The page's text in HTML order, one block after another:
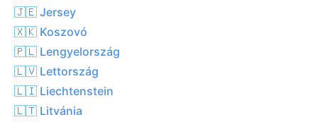
🇯🇪 Jersey
🇽🇰 Koszovó
🇵🇱 Lengyelország
🇱🇻 Lettország
🇱🇮 Liechtenstein
🇱🇹 Litvánia